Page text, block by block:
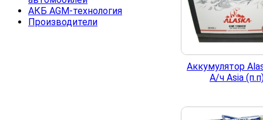
АКБ AGM-технология
Производители
Аккумулятор
А/ч Asia